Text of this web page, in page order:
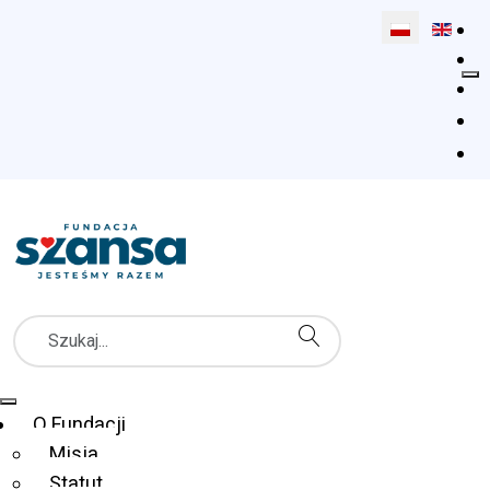
Wybierz
Szukaj
Menu Główne
O Fundacji
Misja
Statut